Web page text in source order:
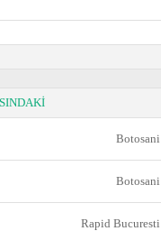
Botosani
Botosani
Rapid Bucuresti